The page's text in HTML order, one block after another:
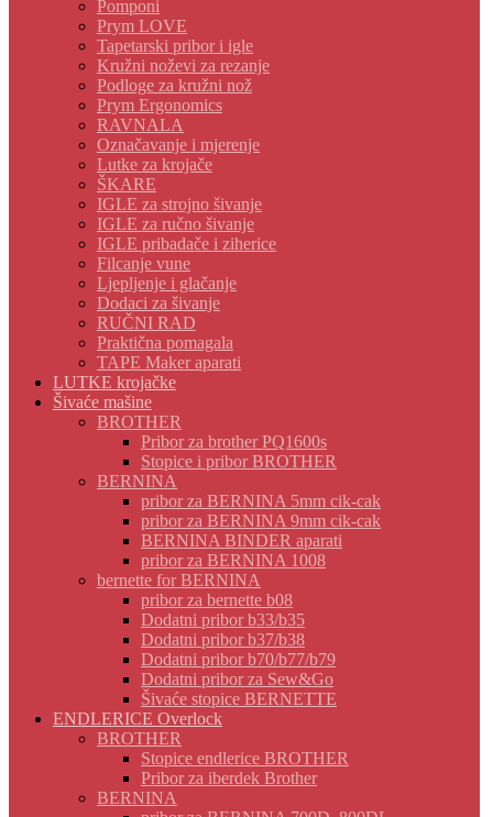
Pomponi
Prym LOVE
Tapetarski pribor i igle
Kružni noževi za rezanje
Podloge za kružni nož
Prym Ergonomics
RAVNALA
Označavanje i mjerenje
Lutke za krojače
ŠKARE
IGLE za strojno šivanje
IGLE za ručno šivanje
IGLE pribadače i ziherice
Filcanje vune
Ljepljenje i glačanje
Dodaci za šivanje
RUČNI RAD
Praktična pomagala
TAPE Maker aparati
LUTKE krojačke
Šivaće mašine
BROTHER
Pribor za brother PQ1600s
Stopice i pribor BROTHER
BERNINA
pribor za BERNINA 5mm cik-cak
pribor za BERNINA 9mm cik-cak
BERNINA BINDER aparati
pribor za BERNINA 1008
bernette for BERNINA
pribor za bernette b08
Dodatni pribor b33/b35
Dodatni pribor b37/b38
Dodatni pribor b70/b77/b79
Dodatni pribor za Sew&Go
Šivaće stopice BERNETTE
ENDLERICE Overlock
BROTHER
Stopice endlerice BROTHER
Pribor za iberdek Brother
BERNINA